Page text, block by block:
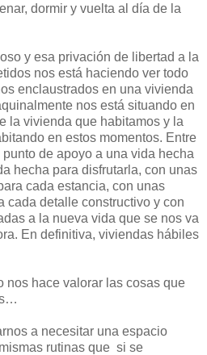
dormir y vuelta al día de la
y esa privación de libertad a la
nos está haciendo ver todo
enclaustrados en una vivienda
nos está situando en
la vivienda que habitamos y la
en estos momentos. Entre
de apoyo a una vida hecha
hecha para disfrutarla, con unas
cada estancia, con unas
cada detalle constructivo y con
a la nueva vida que se nos va
En definitiva, viviendas hábiles
nos hace valorar las cosas que
a necesitar una espacio
rutinas que si se